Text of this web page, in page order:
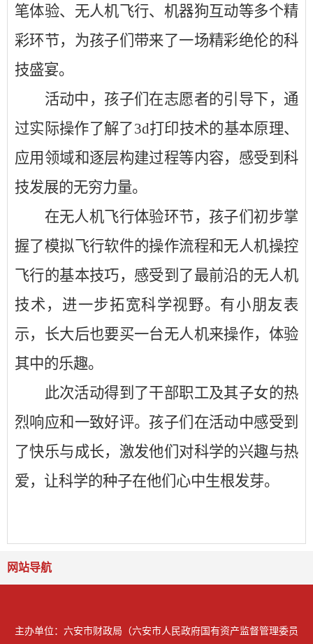
笔体验、无人机飞行、机器狗互动等多个精
彩环节，为孩子们带来了一场精彩绝伦的科
技盛宴。
活动中，孩子们在志愿者的引导下，通
过实际操作了解了3d打印技术的基本原理、
应用领域和逐层构建过程等内容，感受到科
技发展的无穷力量。
在无人机飞行体验环节，孩子们初步掌
握了模拟飞行软件的操作流程和无人机操控
飞行的基本技巧，感受到了最前沿的无人机
技术，进一步拓宽科学视野。有小朋友表
示，长大后也要买一台无人机来操作，体验
其中的乐趣。
此次活动得到了干部职工及其子女的热
烈响应和一致好评。孩子们在活动中感受到
了快乐与成长，激发他们 对科学的兴趣与热
爱，让科学的种子在他们心中生根发芽。
网站导航
主办单位：六安市财政局（六安市人民政府国有资产监督管理委员